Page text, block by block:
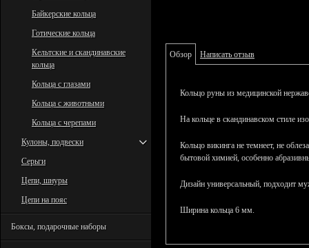
Байкерские кольца
Готические кольца
Кельтские и скандинавские
кольца
Кольца с глазами
Кольца с животными
Кольца с черепами
Кулоны, подвески
Серьги
Цепи, шнуры
Цепи на пояс
Боксы, подарочные наборы
Обзор Написать отзыв
Кольцо руны из медицинской
На кольце в скандинавском стиле
Кольцо викинга не темнеет, не
бытовой химией, особенно
Дизайн универсальный, подходит
Ширина кольца 6 мм.